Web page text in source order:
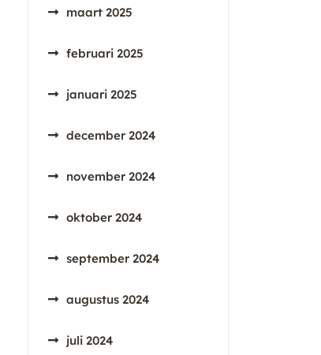
maart 2025
februari 2025
januari 2025
december 2024
november 2024
oktober 2024
september 2024
augustus 2024
juli 2024